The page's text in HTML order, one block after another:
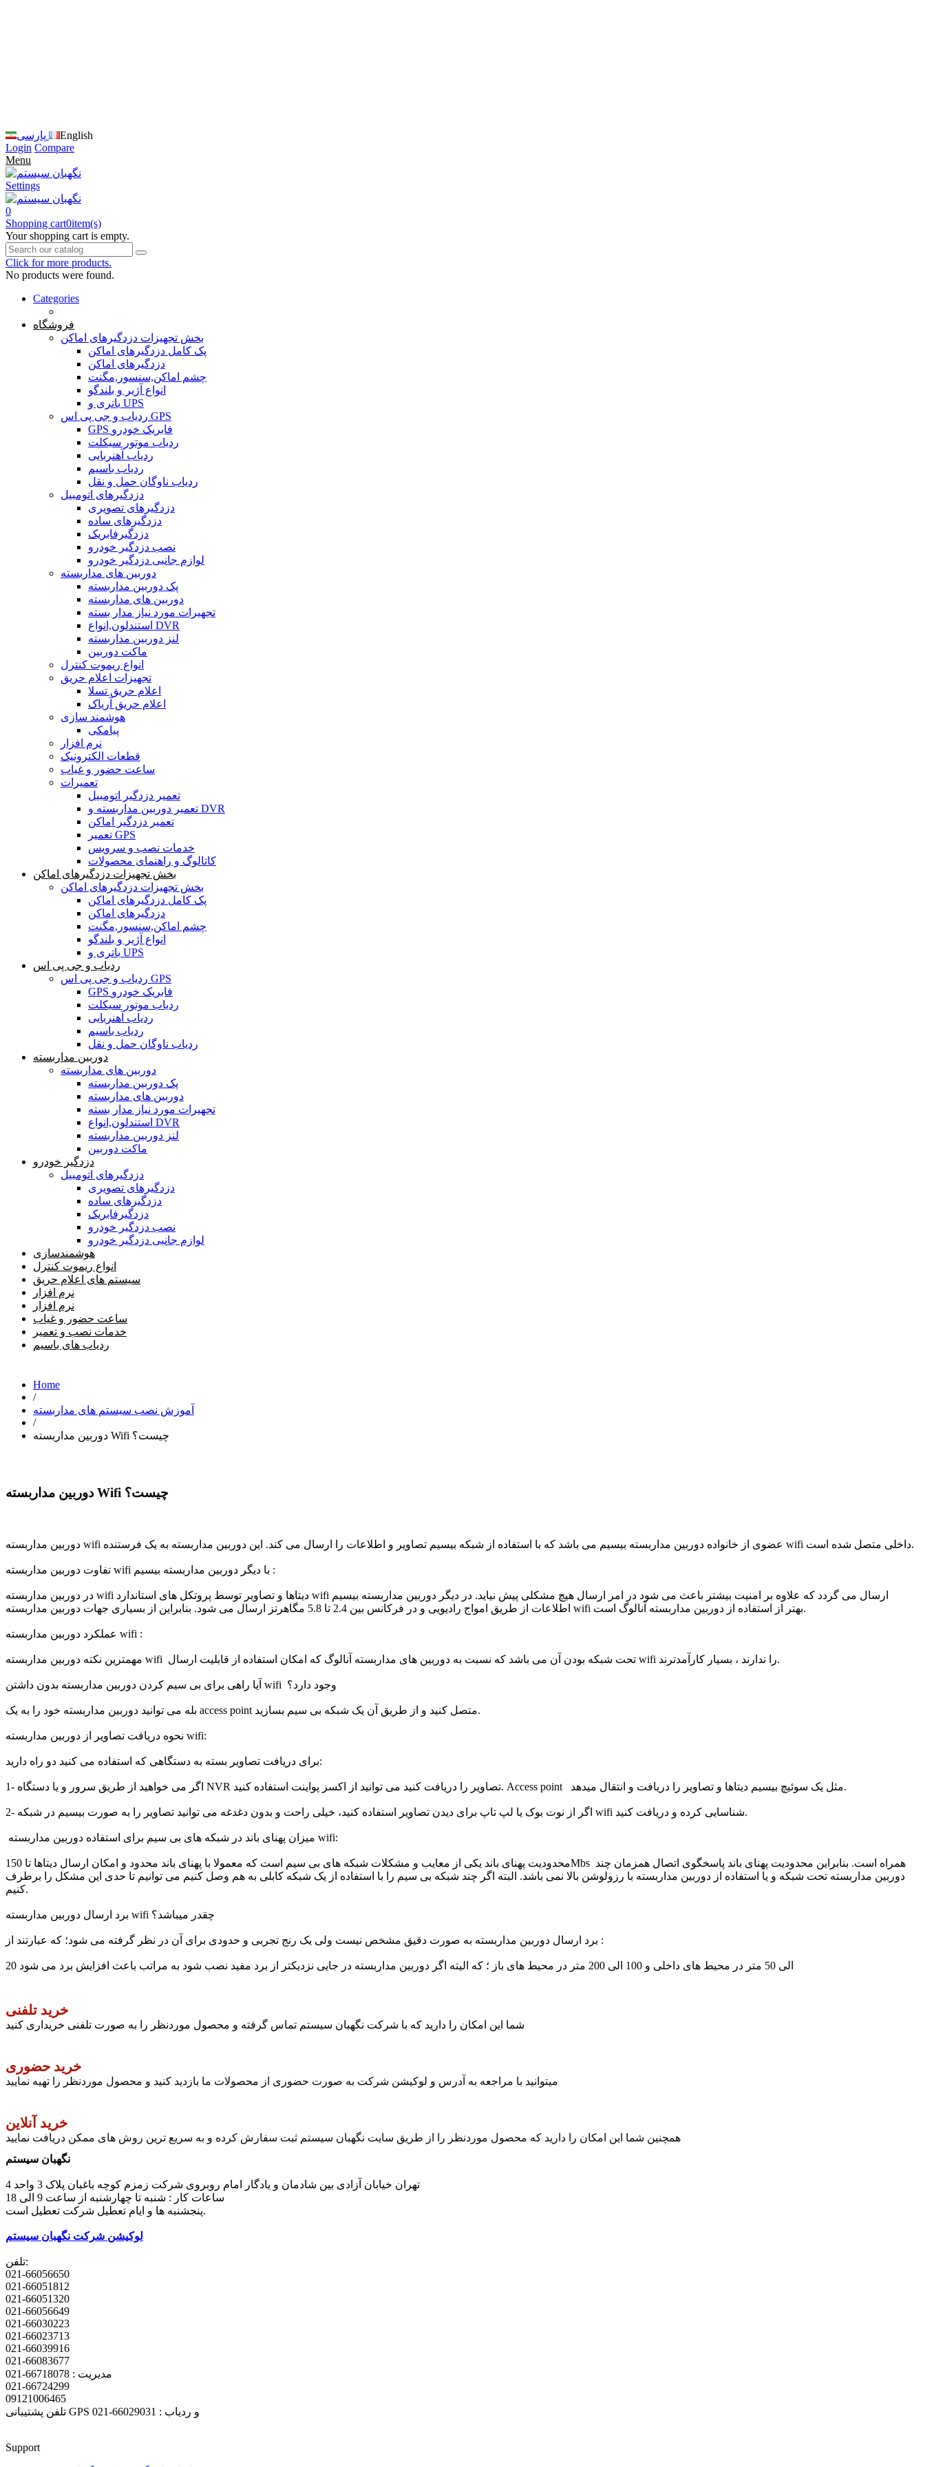
پارسی
English
Login Compare
Menu
Settings
0
Shopping cart0item(s)
Your shopping cart is empty.
Click for more products.
No products were found.
Categories
فروشگاه
بخش تجهیزات دزدگیرهای اماکن
پک کامل دزدگیرهای اماکن
دزدگیرهای اماکن
چشم اماکن,سنسور,مگنت
انواع آژیر و بلندگو
باتری و UPS
ردیاب و جی پی اس GPS
GPS فابریک خودرو
ردیاب موتور سیکلت
ردیاب آهنربایی
ردیاب باسیم
ردیاب ناوگان حمل و نقل
دزدگیرهای اتومبیل
دزدگیرهای تصویری
دزدگیرهای ساده
دزدگیرفابریک
نصب دزدگیر خودرو
لوازم جانبی دزدگیر خودرو
دوربین های مداربسته
پک دوربین مداربسته
دوربین های مداربسته
تجهیرات مورد نیاز مدار بسته
استندلون,انواع DVR
لنز دوربین مداربسته
ماکت دوربین
انواع ریموت کنترل
تجهیزات اعلام حریق
اعلام حریق تسلا
اعلام حریق آریاک
هوشمند سازی
پیامکی
نرم افزار
قطعات الکترونیک
ساعت حضور و غیاب
تعمیرات
تعمیر دزدگیر اتومبیل
تعمیر دوربین مداربسته و DVR
تعمیر دزدگیر اماکن
تعمیر GPS
خدمات نصب و سرویس
کاتالوگ و راهنمای محصولات
بخش تجهیزات دزدگیرهای اماکن
بخش تجهیزات دزدگیرهای اماکن
پک کامل دزدگیرهای اماکن
دزدگیرهای اماکن
چشم اماکن,سنسور,مگنت
انواع آژیر و بلندگو
باتری و UPS
ردیاب و جی پی اس
ردیاب و جی پی اس GPS
GPS فابریک خودرو
ردیاب موتور سیکلت
ردیاب آهنربایی
ردیاب باسیم
ردیاب ناوگان حمل و نقل
دوربین مداربسته
دوربین های مداربسته
پک دوربین مداربسته
دوربین های مداربسته
تجهیرات مورد نیاز مدار بسته
استندلون,انواع DVR
لنز دوربین مداربسته
ماکت دوربین
دزدگیر خودرو
دزدگیرهای اتومبیل
دزدگیرهای تصویری
دزدگیرهای ساده
دزدگیرفابریک
نصب دزدگیر خودرو
لوازم جانبی دزدگیر خودرو
هوشمندسازی
انواع ریموت کنترل
سیستم های اعلام حریق
نرم افزار
نرم افزار
ساعت حضور و غیاب
خدمات نصب و تعمیر
ردیاب های باسیم
Home
/
آموزش نصب سیستم های مداربسته
/
دوربین مداربسته Wifi چیست؟
دوربین مداربسته Wifi چیست؟
دوربین مداربسته wifi عضوی از خانواده دوربین مداربسته بیسیم می باشد که با استفاده از شبکه بیسیم تصاویر و اطلاعات را ارسال می کند. این دوربین مداربسته به یک فرستنده wifi داخلی متصل شده است.
تفاوت دوربین مداربسته wifi با دیگر دوربین مداربسته بیسیم :
در دوربین مداربسته wifi دیتاها و تصاویر توسط پروتکل های استاندارد wifi ارسال می گردد که علاوه بر امنیت بیشتر باعث می شود در امر ارسال هیچ مشکلی پیش نیاید. در دیگر دوربین مداربسته بیسیم
اطلاعات از طریق امواج رادیویی و در فرکانس بین 2.4 تا 5.8 مگاهرتز ارسال می شود. بنابراین از بسیاری جهات دوربین مداربسته wifi بهتر از استفاده از دوربین مداربسته آنالوگ است.
عملکرد دوربین مداربسته wifi :
مهمترین نکته دوربین مداربسته wifi تحت شبکه بودن آن می باشد که نسبت به دوربین های مداربسته آنالوگ که امکان استفاده از قابلیت ارسال wifi را ندارند ، بسیار کارآمدترند.
آیا راهی برای بی سیم کردن دوربین مداربسته بدون داشتن wifi وجود دارد؟
بله می توانید دوربین مداربسته خود را به یک access point متصل کنید و از طریق آن یک شبکه بی سیم بسازید.
نحوه دریافت تصاویر از دوربین مداربسته wifi:
برای دریافت تصاویر بسته به دستگاهی که استفاده می کنید دو راه دارید:
1- اگر می خواهید از طریق سرور و یا دستگاه NVR تصاویر را دریافت کنید می توانید از اکسز پواینت استفاده کنید. Access point مثل یک سوئیچ بیسیم دیتاها و تصاویر را دریافت و انتقال میدهد.
2- اگر از نوت بوک یا لپ تاپ برای دیدن تصاویر استفاده کنید، خیلی راحت و بدون دغدغه می توانید تصاویر را به صورت بیسیم در شبکه wifi شناسایی کرده و دریافت کنید.
میزان پهنای باند در شبکه های بی سیم برای استفاده دوربین مداربسته wifi:
محدودیت پهنای باند یکی از معایب و مشکلات شبکه های بی سیم است که معمولا با پهنای باند محدود و امکان ارسال دیتاها تا 150Mbs همراه است. بنابراین محدودیت پهنای باند پاسخگوی اتصال همزمان چند
دوربین مداربسته تحت شبکه و یا استفاده از دوربین مداربسته با رزولوشن بالا نمی باشد. البته اگر چند شبکه بی سیم را با استفاده از یک شبکه کابلی به هم وصل کنیم می توانیم تا حدی این مشکل را برطرف
کنیم.
برد ارسال دوربین مداربسته wifi چقدر میباشد؟
برد ارسال دوربین مداربسته به صورت دقیق مشخص نیست ولی یک رنج تجربی و حدودی برای آن در نظر گرفته می شود؛ که عبارتند از :
20 الی 50 متر در محیط های داخلی و 100 الی 200 متر در محیط های باز ؛ که الیته اگر دوربین مداربسته در جایی نزدیکتر از برد مفید نصب شود به مراتب باعث افزایش برد می شود
خرید تلفنی
شما این امکان را دارید که با شرکت نگهبان سیستم تماس گرفته و محصول موردنظر را به صورت تلفنی خریداری کنید
خرید حضوری
میتوانید با مراجعه به آدرس و لوکیشن شرکت به صورت حضوری از محصولات ما بازدید کنید و محصول موردنظر را تهیه نمایید
خرید آنلاین
همچنین شما این امکان را دارید که محصول موردنظر را از طریق سایت نگهبان سیستم ثبت سفارش کرده و به سریع ترین روش های ممکن دریافت نمایید
نگهبان سیستم
تهران خیابان آزادی بین شادمان و یادگار امام روبروی شرکت زمزم کوچه باغبان پلاک 3 واحد 4
پنجشنبه ها و ایام تعطیل شرکت تعطیل است.
لوکیشن شرکت نگهبان سیستم
تلفن:
021-66056650
021-66051812
021-66051320
021-66056649
021-66030223
021-66023713
021-66039916
021-66083677
مدیریت : 66718078-021
021-66724299
09121006465
تلفن پشتیبانی GPS و ردیاب : 66029031-021
Support